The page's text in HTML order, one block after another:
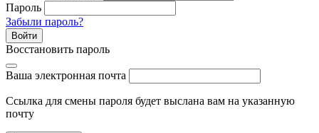
Пароль
Забыли пароль?
Войти
Восстановить пароль
Ваша электронная почта
Ссылка для смены пароля будет выслана вам на указанную
почту